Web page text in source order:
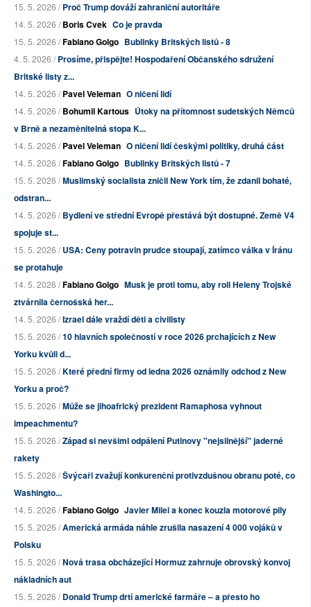
15. 5. 2026 /Proč Trump dováží zahraniční autoritáře
14. 5. 2026 /Boris Cvek Co je pravda
15. 5. 2026 /Fabiano Golgo Bublinky Britských listů - 8
4. 5. 2026 /Prosíme, přispějte! Hospodaření Občanského sdružení
Britské listy z...
14. 5. 2026 /Pavel Veleman O ničení lidí
14. 5. 2026 /Bohumil Kartous Útoky na přítomnost sudetských Němců
v Brně a nezaměnitelná stopa K...
14. 5. 2026 /Pavel Veleman O ničení lidí českými politiky, druhá část
14. 5. 2026 /Fabiano Golgo Bublinky Britských listů - 7
15. 5. 2026 /Muslimský socialista zničil New York tím, že zdanil bohaté,
odstran...
14. 5. 2026 /Bydlení ve střední Evropě přestává být dostupné. Země V4
spojuje st...
15. 5. 2026 /USA: Ceny potravin prudce stoupají, zatímco válka v Íránu
se protahuje
14. 5. 2026 /Fabiano Golgo Musk je proti tomu, aby roli Heleny Trojské
ztvárnila černošská her...
14. 5. 2026 /Izrael dále vraždí děti a civilisty
15. 5. 2026 /10 hlavních společností v roce 2026 prchajících z New
Yorku kvůli d...
15. 5. 2026 /Které přední firmy od ledna 2026 oznámily odchod z New
Yorku a proč?
15. 5. 2026 /Může se jihoafrický prezident Ramaphosa vyhnout
impeachmentu?
15. 5. 2026 /Západ si nevšiml odpálení Putinovy "nejsilnější" jaderné
rakety
15. 5. 2026 /Švýcaři zvažují konkurenční protivzdušnou obranu poté, co
Washingto...
14. 5. 2026 /Fabiano Golgo Javier Milei a konec kouzla motorové pily
15. 5. 2026 /Americká armáda náhle zrušila nasazení 4 000 vojáků v
Polsku
15. 5. 2026 /Nová trasa obcházející Hormuz zahrnuje obrovský konvoj
nákladních aut
15. 5. 2026 /Donald Trump drtí americké farmáře – a přesto ho